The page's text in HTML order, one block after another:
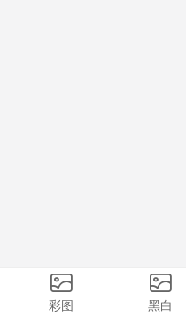
彩图 黑白